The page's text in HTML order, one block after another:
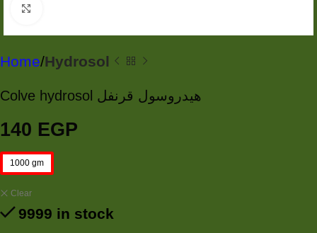
Home Hydrosol
Colve hydrosol هيدروسول قرنفل
140 EGP
1000 gm
Clear
9999 in stock